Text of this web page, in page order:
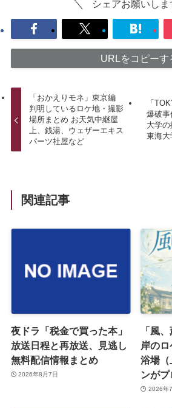
シェアお願いしま
URLをコピーす
「おかえりモネ」東京編
判明しているロケ地・撮影
場所まとめ お天気中継屋
上、銭湯、ウェザーエキス
パーツ社屋など
「
爆破事
大学
東海大
関連記事
夜ドラ「税金で買った本」
放送日程と再放送、見逃し
無料配信情報まとめ
2026年8月7日
「風
岸の
浴場
ンがプ
2026年